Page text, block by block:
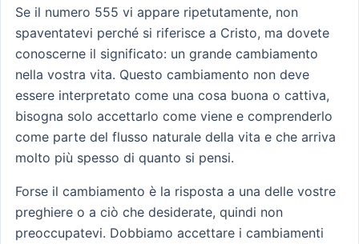
Se il numero 555 vi appare ripetutamente, non
spaventatevi perché si riferisce a Cristo, ma dovete
conoscerne il significato: un grande cambiamento
nella vostra vita. Questo cambiamento non deve
essere interpretato come una cosa buona o cattiva,
bisogna solo accettarlo come viene e comprenderlo
come parte del flusso naturale della vita e che arriva
molto più spesso di quanto si pensi.
Forse il cambiamento è la risposta a una delle vostre
preghiere o a ciò che desiderate, quindi non
preoccupatevi. Dobbiamo accettare i cambiamenti